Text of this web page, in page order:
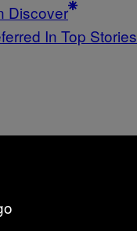
Discover
In Top Stories